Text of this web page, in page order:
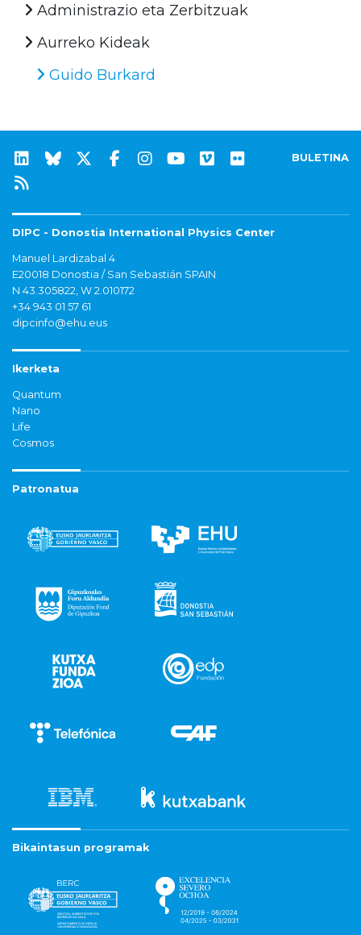
Administrazio eta Zerbitzuak
Aurreko Kideak
Guido Burkard
BULETINA
DIPC - Donostia International Physics Center
Manuel Lardizabal 4
E20018 Donostia / San Sebastián SPAIN
N 43.305822, W 2.010172
+34 943 01 57 61
dipcinfo@ehu.eus
Ikerketa
Quantum
Nano
Life
Cosmos
Patronatua
Bikaintasun programak